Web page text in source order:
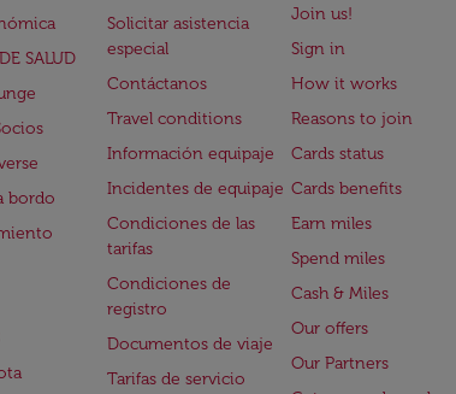
SALUD
bordo
Solicitar asistencia
especial
Contáctanos
Travel conditions
Información equipaje
Incidentes de equipaje
Condiciones de las
tarifas
Condiciones de
registro
Documentos de viaje
Tarifas de servicio
Join us!
Sign in
How it works
Reasons to join
Cards status
Cards benefits
Earn miles
Spend miles
Cash & Miles
Our offers
Our Partners